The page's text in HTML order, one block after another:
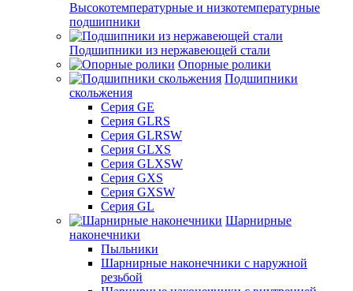
Высокотемпературные и низкотемпературные
подшипники
Подшипники из нержавеющей стали
Опорные ролики
Подшипники
скольжения
Серия GE
Серия GLRS
Серия GLRSW
Серия GLXS
Серия GLXSW
Серия GXS
Серия GXSW
Серия GL
Шарнирные
наконечники
Пыльники
Шарнирные наконечники с наружной
резьбой